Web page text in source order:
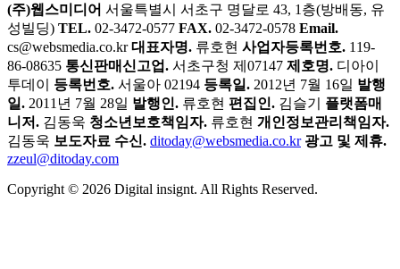
(주)웹스미디어 서울특별시 서초구 명달로 43, 1층(방배동, 유
성빌딩) TEL. 02-3472-0577 FAX. 02-3472-0578 Email.
cs@websmedia.co.kr 대표자명. 류호현 사업자등록번호. 119-
86-08635 통신판매신고업. 서초구청 제07147 제호명. 디아이
투데이
등록번호. 서울아 02194 등록일. 2012년 7월 16일 발행
일. 2011년 7월 28일 발행인. 류호현 편집인. 김슬기
플랫폼매
니저. 김동욱 청소년보호책임자. 류호현 개인정보관리책임자.
김동욱 보도자료 수신. ditoday@websmedia.co.kr 광고 및 제휴.
zzeul@ditoday.com
Copyright © 2026 Digital insignt. All Rights Reserved.